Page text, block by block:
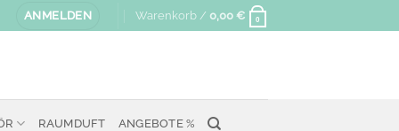
ANMELDEN Warenkorb / 0,00 € 0
RAUMDUFT ANGEBOTE %